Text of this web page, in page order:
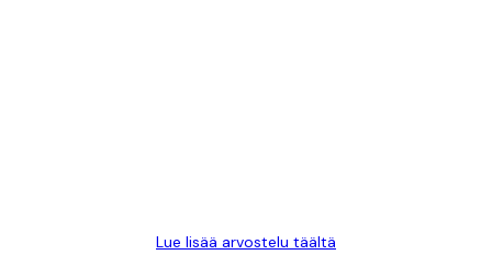
Lue lisää arvostelu täältä